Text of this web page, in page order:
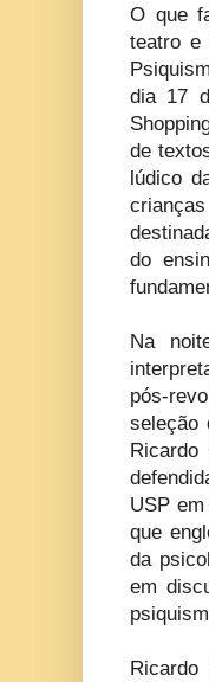
O que
teatro e
dia 17
de
lúdico
do
Na
pós-
seleção
Ricardo
USP
que
da
em